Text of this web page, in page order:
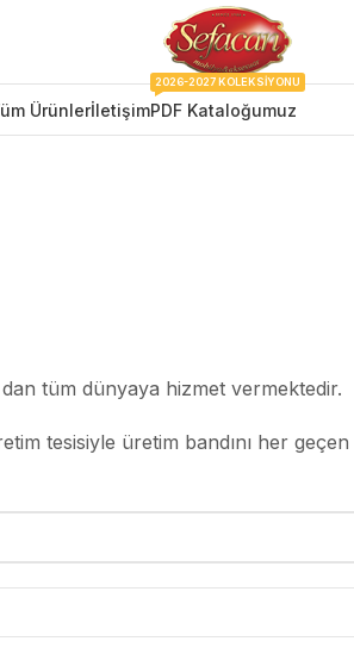
ÜrünlerİletişimPDF Kataloğumuz
2026-2027 KOLEKSIYONU
tüm dünyaya hizmet vermektedir.
tesisiyle üretim bandını her